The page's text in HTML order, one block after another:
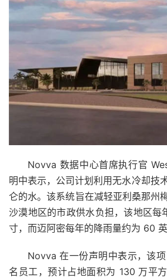
Novva 数据中心首席执行官
明中表示，公司计划利用无水冷却技
仑的水。该系统旨在减轻亚利桑那州
沙漠地区的市政供水负担，该地区每
寸，而迈阿密每年的降雨量约为 60 英
Novva 在一份声明中表示，该
名员工，预计占地面积为 130 万平